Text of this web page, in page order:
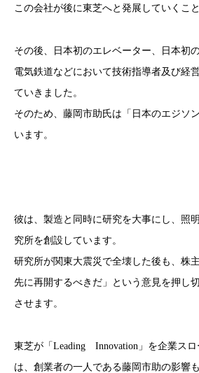
この会社が後に東芝へと発展していくこ
その後、日本初のエレベーター、日本初
電気鉄道などにおいて技術指導者及び経
ていきました。
そのため、藤岡市助氏は「日本のエジソ
います。
彼は、製造と同時に研究を大事にし、照
究所を創設しています。
研究所が関東大震災で全壊した後も、株
先に再開するべきだ」という意見を押し
させます。
東芝が「Leading Innovation」を企業ス
は、創業者の一人である藤岡市助の影響